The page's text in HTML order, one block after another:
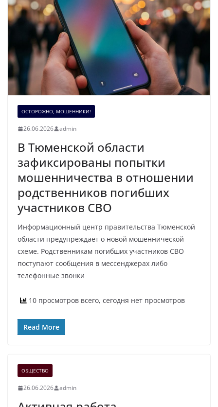
ОСТОРОЖНО, МОШЕННИКИ!
26.06.2026 admin
В Тюменской области
зафиксированы попытки
мошенничества в отношении
родственников погибших
участников СВО
Информационный центр правительства Тюменской
области предупреждает о новой мошеннической
схеме. Родственникам погибших участников СВО
поступают сообщения в мессенджерах либо
телефонные звонки
10 просмотров всего, сегодня нет просмотров
Read More
ОБЩЕСТВО
26.06.2026 admin